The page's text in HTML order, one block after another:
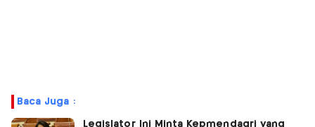
Baca Juga :
Legislator Ini Minta Kepmendagri yang